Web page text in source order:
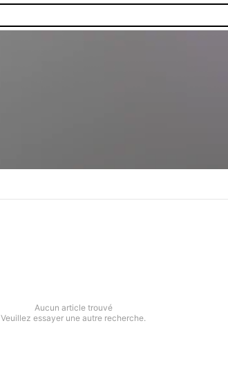
Aucun article trouvé
Veuillez essayer une autre recherche.